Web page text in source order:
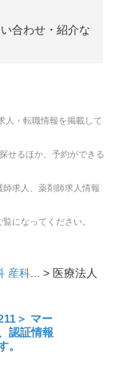
合わせ・紹介な
人・転職情報を掲載して
せるほか、予約ができる
求人、薬剤師求人情報
になってください。
産科... > 医療法人